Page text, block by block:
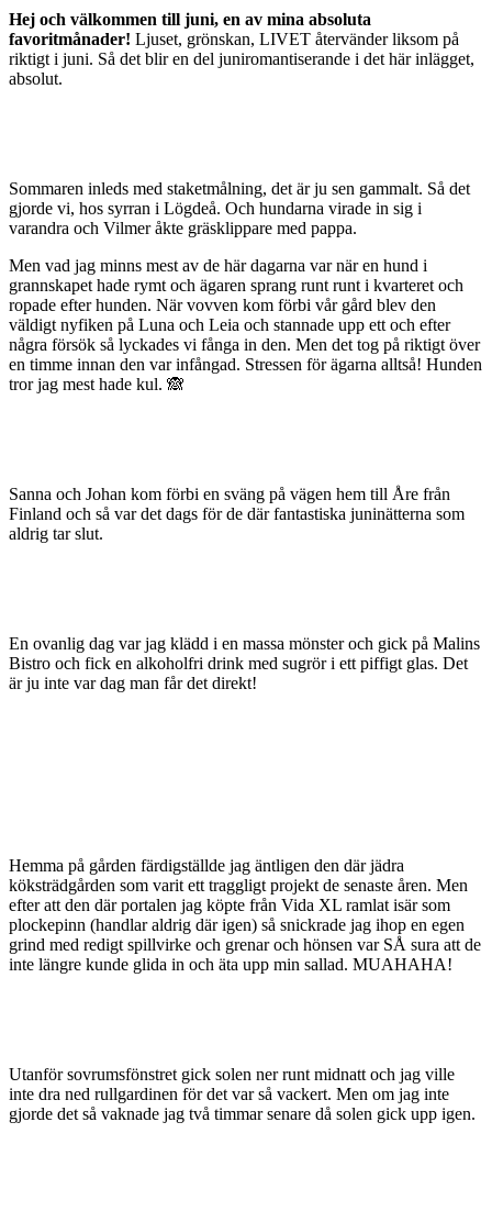
Hej och välkommen till juni, en av mina absoluta
favoritmånader! Ljuset, grönskan, LIVET återvänder liksom på
riktigt i juni. Så det blir en del juniromantiserande i det här inlägget,
absolut.
Sommaren inleds med staketmålning, det är ju sen gammalt. Så det
gjorde vi, hos syrran i Lögdeå. Och hundarna virade in sig i
varandra och Vilmer åkte gräsklippare med pappa.
Men vad jag minns mest av de här dagarna var när en hund i
grannskapet hade rymt och ägaren sprang runt runt i kvarteret och
ropade efter hunden. När vovven kom förbi vår gård blev den
väldigt nyfiken på Luna och Leia och stannade upp ett och efter
några försök så lyckades vi fånga in den. Men det tog på riktigt över
en timme innan den var infångad. Stressen för ägarna alltså! Hunden
tror jag mest hade kul. 🙈
Sanna och Johan kom förbi en sväng på vägen hem till Åre från
Finland och så var det dags för de där fantastiska juninätterna som
aldrig tar slut.
En ovanlig dag var jag klädd i en massa mönster och gick på Malins
Bistro och fick en alkoholfri drink med sugrör i ett piffigt glas. Det
är ju inte var dag man får det direkt!
Hemma på gården färdigställde jag äntligen den där jädra
köksträdgården som varit ett traggligt projekt de senaste åren. Men
efter att den där portalen jag köpte från Vida XL ramlat isär som
plockepinn (handlar aldrig där igen) så snickrade jag ihop en egen
grind med redigt spillvirke och grenar och hönsen var SÅ sura att de
inte längre kunde glida in och äta upp min sallad. MUAHAHA!
Utanför sovrumsfönstret gick solen ner runt midnatt och jag ville
inte dra ned rullgardinen för det var så vackert. Men om jag inte
gjorde det så vaknade jag två timmar senare då solen gick upp igen.